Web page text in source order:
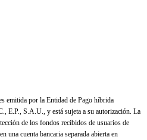
emitida por la Entidad de Pago híbrida
E.P., S.A.U., y está sujeta a su autorización. La
de los fondos recibidos de usuarios de
una cuenta bancaria separada abierta en